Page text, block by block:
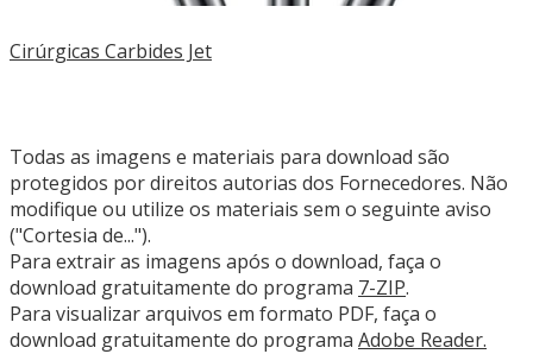
Cirúrgicas Carbides Jet
Todas as imagens e materiais para download são
protegidos por direitos autorias dos Fornecedores. Não
modifique ou utilize os materiais sem o seguinte aviso
("Cortesia de...").
Para extrair as imagens após o download, faça o
download gratuitamente do programa 7-ZIP.
Para visualizar arquivos em formato PDF, faça o
download gratuitamente do programa Adobe Reader.